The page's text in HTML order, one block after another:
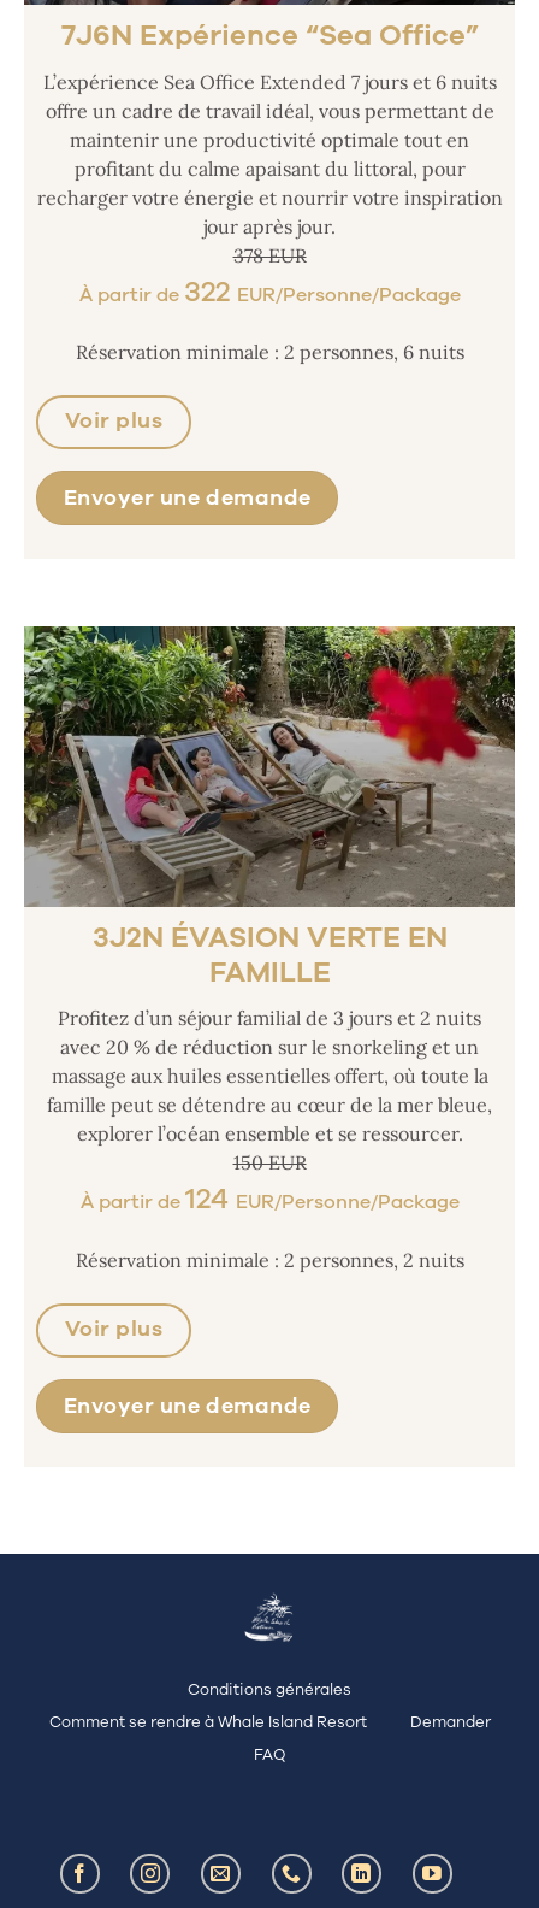
7J6N Expérience “Sea Office”
L’expérience Sea Office Extended 7 jours et 6 nuits
offre un cadre de travail idéal, vous permettant de
maintenir une productivité optimale tout en
profitant du calme apaisant du littoral, pour
recharger votre énergie et nourrir votre inspiration
jour après jour.
378 EUR
À partir de 322 EUR/Personne/Package
Réservation minimale : 2 personnes, 6 nuits
Voir plus
Envoyer une demande
3J2N ÉVASION VERTE EN
FAMILLE
Profitez d’un séjour familial de 3 jours et 2 nuits
avec 20 % de réduction sur le snorkeling et un
massage aux huiles essentielles offert, où toute la
famille peut se détendre au cœur de la mer bleue,
explorer l’océan ensemble et se ressourcer.
150 EUR
À partir de 124 EUR/Personne/Package
Réservation minimale : 2 personnes, 2 nuits
Voir plus
Envoyer une demande
Conditions générales
Comment se rendre à Whale Island Resort
Demander
FAQ